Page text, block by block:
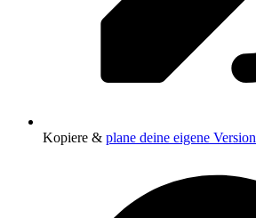
Kopiere & plane deine eigene Version